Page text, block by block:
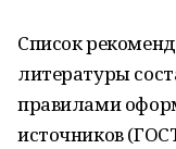
Список
литературы
правилами
источников